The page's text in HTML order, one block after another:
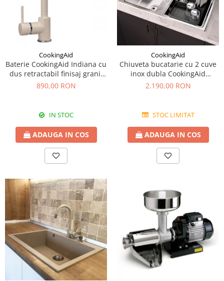
CookingAid
Baterie CookingAid Indiana cu
dus retractabil finisaj granit
Bej Pigmentat / Avena
890,00 RON
IN STOC
ADAUGA IN COS
CookingAid
Chiuveta bucatarie cu 2 cuve
inox dubla CookingAid
FUSION 86BB
2.190,00 RON
STOC LIMITAT
ADAUGA IN COS